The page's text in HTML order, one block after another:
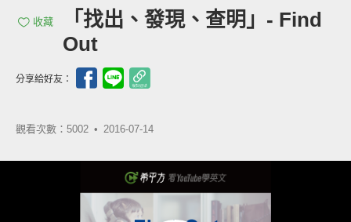
收藏
「找出、發現、查明」- Find
Out
分享給好友：
觀看次數：5002 • 2016-07-14